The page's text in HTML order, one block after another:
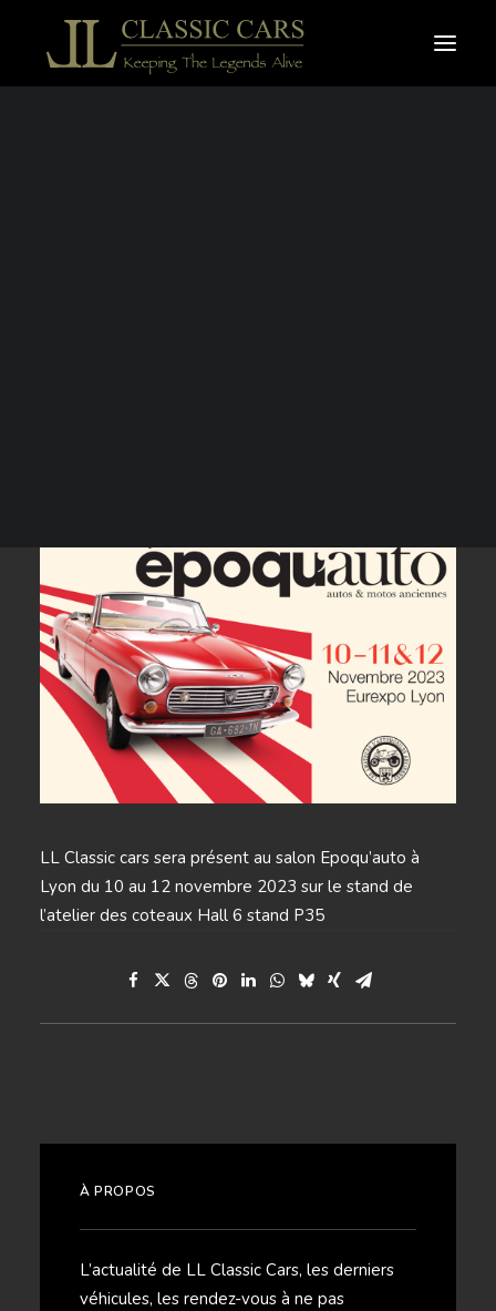
À vendre
LL Classic cars sera présent au salon Epoqu’auto à
Lyon du 10 au 12 novembre 2023 sur le stand de
l’atelier des coteaux Hall 6 stand P35
À PROPOS
L’actualité de LL Classic Cars, les derniers
véhicules, les rendez-vous à ne pas